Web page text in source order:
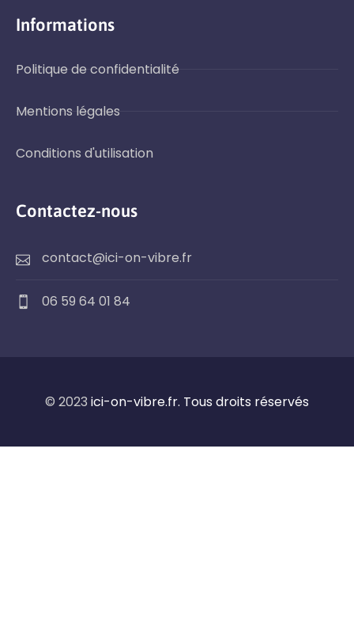
Informations
Politique de confidentialité
Mentions légales
Conditions d'utilisation
Contactez-nous
contact@ici-on-vibre.fr
06 59 64 01 84
© 2023 ici-on-vibre.fr. Tous droits réservés